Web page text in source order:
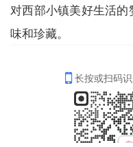
对西部小镇美好生活
味和珍藏。
长按或扫码